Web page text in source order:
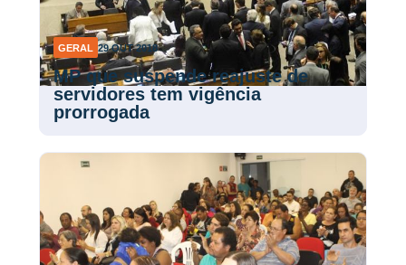
GERAL 29 OUT 2018
MP que suspende reajuste de
servidores tem vigência
prorrogada